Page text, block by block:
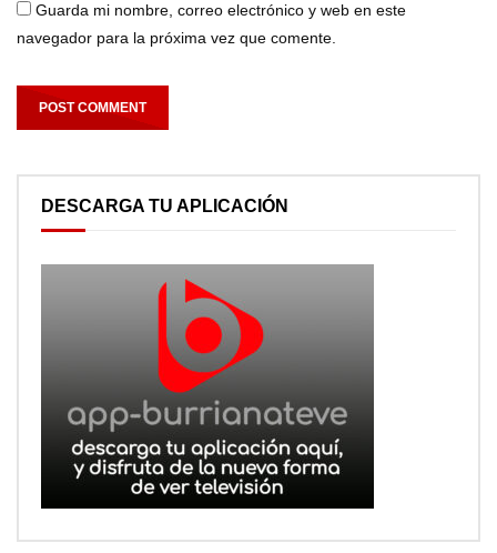
Guarda mi nombre, correo electrónico y web en este
navegador para la próxima vez que comente.
DESCARGA TU APLICACIÓN